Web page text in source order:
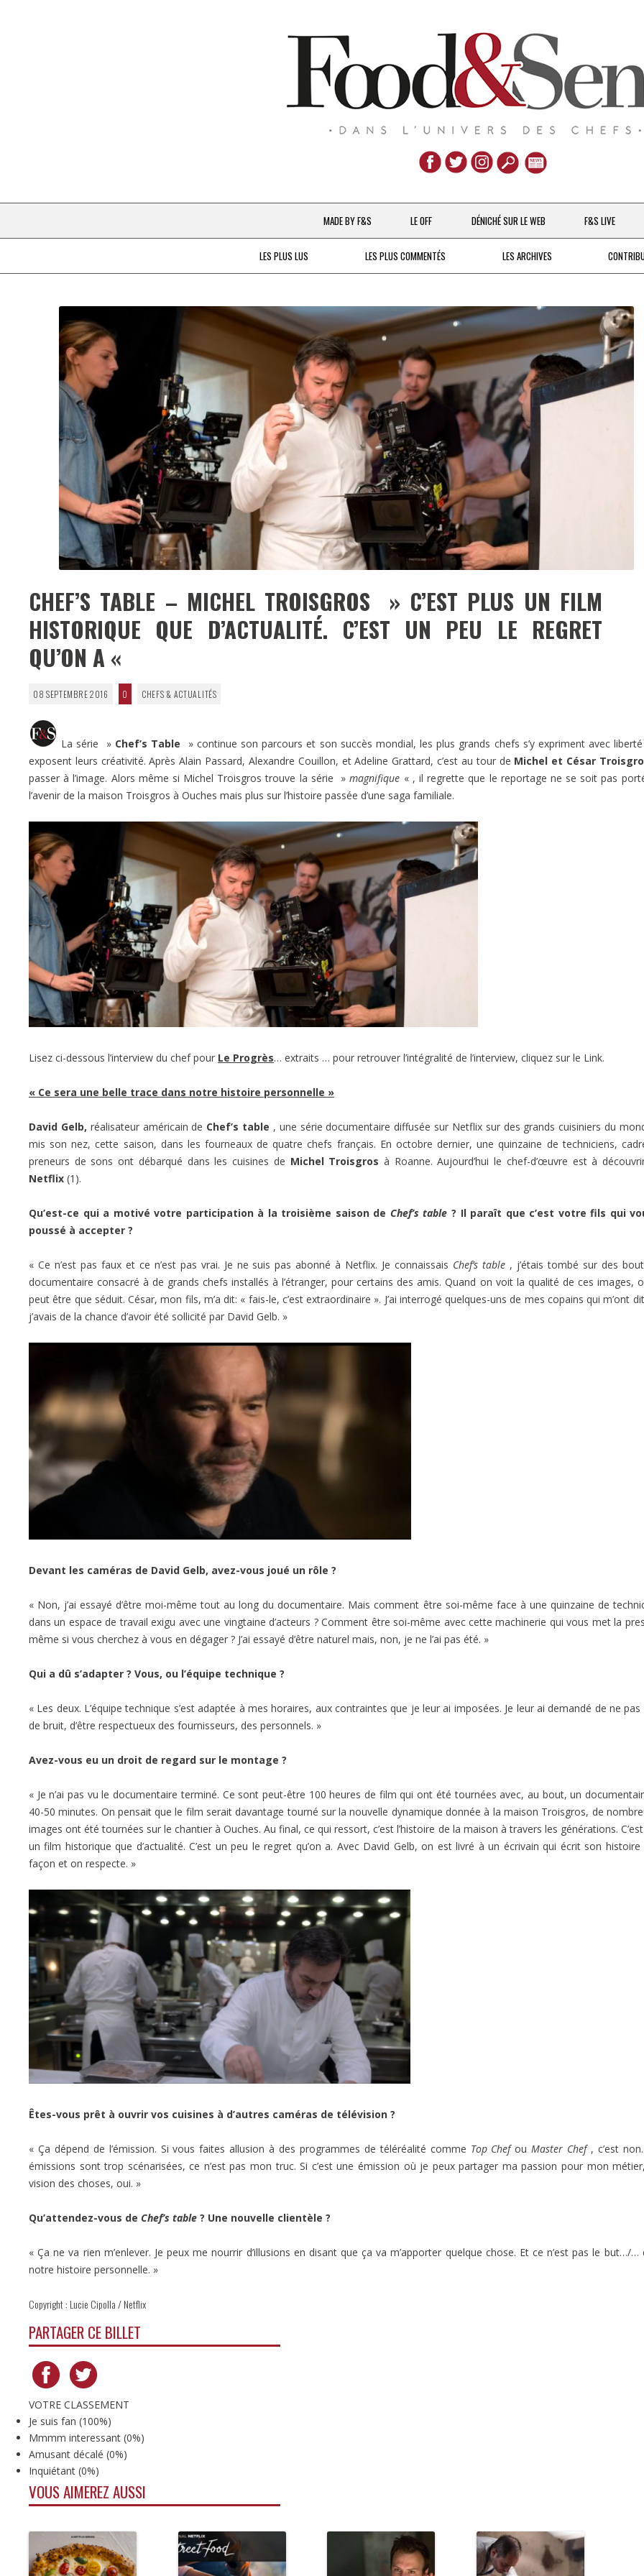
Aller
au
contenu
MADE BY F&S
CHEFS & ACTUALITÉS
À LA PETITE CUILLÈRE
DESTIN DE FEMME
V…DE VOYAGE
LE OFF DÉNICHÉ SUR LE WEB F&S LIVE
LES PLUS LUS LES PLUS COMMENTÉS LES ARCHIVES
DEPUIS 2016
CHEF’S TABLE – MICHEL TROISGROS » C’EST PLUS UN FILM
HISTORIQUE QUE D’ACTUALITÉ. C’EST UN PEU LE REGRET
QU’ON A «
08 SEPTEMBRE 2016 0 CHEFS & ACTUALITÉS
La série » Chef’s Table » continue son parcours et son succès mondial, les plus grands chefs s’y expriment avec
exposent leurs créativité. Après Alain Passard, Alexandre Couillon, et Adeline Grattard, c’est au tour de Michel et César
passer à l’image. Alors même si Michel Troisgros trouve la série »magnifique « , il regrette que le reportage ne se soit pas
l’avenir de la maison Troisgros à Ouches mais plus sur l’histoire passée d’une saga familiale.
Lisez ci-dessous l’interview du chef pour Le Progrès… extraits … pour retrouver l’intégralité de l’interview, cliquez sur le Link.
« Ce sera une belle trace dans notre histoire personnelle »
David Gelb, réalisateur américain de Chef’s table , une série documentaire diffusée sur Netflix sur des grands cuisiniers du
mis son nez, cette saison, dans les fourneaux de quatre chefs français. En octobre dernier, une quinzaine de techniciens,
preneurs de sons ont débarqué dans les cuisines de Michel Troisgros à Roanne. Aujourd’hui le chef-d’œuvre est à
Netflix (1).
Qu’est-ce qui a motivé votre participation à la troisième saison de Chef’s table ? Il paraît que c’est votre fils qui
poussé à accepter ?
« Ce n’est pas faux et ce n’est pas vrai. Je ne suis pas abonné à Netflix. Je connaissais Chef’s table , j’étais tombé sur des
documentaire consacré à de grands chefs installés à l’étranger, pour certains des amis. Quand on voit la qualité de ces images,
peut être que séduit. César, mon fils, m’a dit: « fais-le, c’est extraordinaire ». J’ai interrogé quelques-uns de mes copains qui m’ont
j’avais de la chance d’avoir été sollicité par David Gelb. »
Devant les caméras de David Gelb, avez-vous joué un rôle ?
« Non, j’ai essayé d’être moi-même tout au long du documentaire. Mais comment être soi-même face à une quinzaine de
dans un espace de travail exigu avec une vingtaine d’acteurs ? Comment être soi-même avec cette machinerie qui vous met la
même si vous cherchez à vous en dégager ? J’ai essayé d’être naturel mais, non, je ne l’ai pas été. »
Qui a dû s’adapter ? Vous, ou l’équipe technique ?
« Les deux. L’équipe technique s’est adaptée à mes horaires, aux contraintes que je leur ai imposées. Je leur ai demandé de ne
de bruit, d’être respectueux des fournisseurs, des personnels. »
Avez-vous eu un droit de regard sur le montage ?
« Je n’ai pas vu le documentaire terminé. Ce sont peut-être 100 heures de film qui ont été tournées avec, au bout, un
40-50 minutes. On pensait que le film serait davantage tourné sur la nouvelle dynamique donnée à la maison Troisgros, de
images ont été tournées sur le chantier à Ouches. Au final, ce qui ressort, c’est l’histoire de la maison à travers les générations.
un film historique que d’actualité. C’est un peu le regret qu’on a. Avec David Gelb, on est livré à un écrivain qui écrit son
façon et on respecte. »
Êtes-vous prêt à ouvrir vos cuisines à d’autres caméras de télévision ?
« Ça dépend de l’émission. Si vous faites allusion à des programmes de téléréalité comme Top ChefouMaster Chef, c’est
émissions sont trop scénarisées, ce n’est pas mon truc. Si c’est une émission où je peux partager ma passion pour mon
vision des choses, oui. »
Qu’attendez-vous de Chef’s table ? Une nouvelle clientèle ?
« Ça ne va rien m’enlever. Je peux me nourrir d’illusions en disant que ça va m’apporter quelque chose. Et ce n’est pas le but…/…
notre histoire personnelle. »
Copyright : Lucie Cipolla / Netflix
PARTAGER CE BILLET
VOTRE CLASSEMENT
Je suis fan (100%)
Mmmm interessant (0%)
Amusant décalé (0%)
Inquiétant (0%)
VOUS AIMEREZ AUSSI